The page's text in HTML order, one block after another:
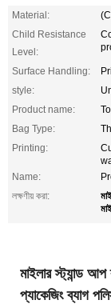
Material:
Child Resistance
Level:
Surface Handling:
style:
Product name:
Bag Type:
Printing:
Name:
লক্ষণীয় করা:
মাইলার স্ট্যান্ড
প্যাকেজিং ব্যাগ